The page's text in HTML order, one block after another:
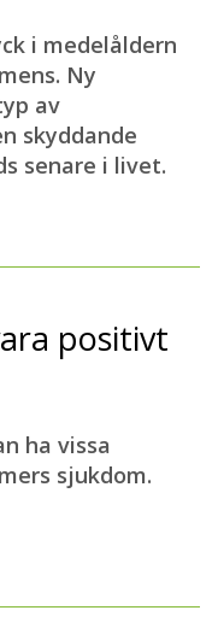
i medelåldern
Ny
av
skyddande
senare i livet.
positivt
ha vissa
sjukdom.